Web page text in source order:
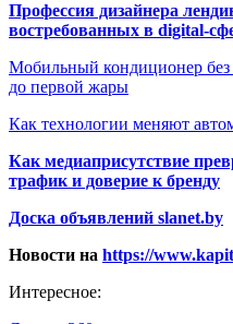
Профессия дизайнера
востребованных в digital-
Мобильный кондиционер без
до первой жары
Как технологии меняют
Как медиаприсутствие
трафик и доверие к бренду
Доска объявлений slanet.by
Новости на https://
Интересное: